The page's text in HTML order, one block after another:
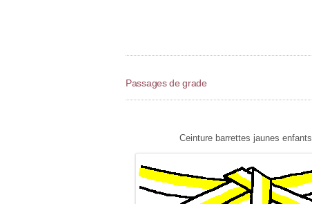
Passages de grade
Ceinture barrettes jaunes enfants